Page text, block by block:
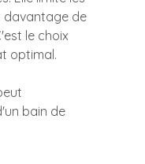
davantage de
le choix
optimal.
bain de